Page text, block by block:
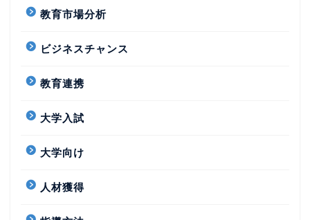
教育市場分析
ビジネスチャンス
教育連携
大学入試
大学向け
人材獲得